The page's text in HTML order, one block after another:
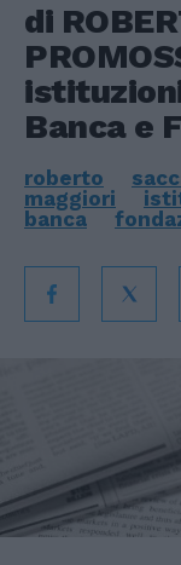
di
Banca e
roberto
maggiori
banca